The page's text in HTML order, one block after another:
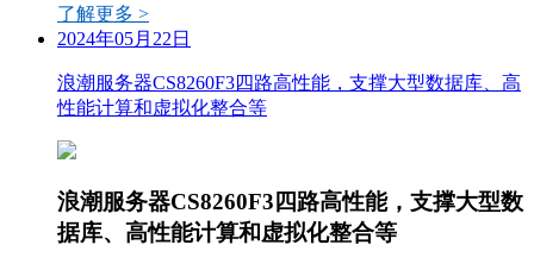
了解更多 >
2024年05月22日
浪潮服务器CS8260F3四路高性能，支撑大型数据库、高
性能计算和虚拟化整合等
浪潮服务器CS8260F3四路高性能，支撑大型数
据库、高性能计算和虚拟化整合等